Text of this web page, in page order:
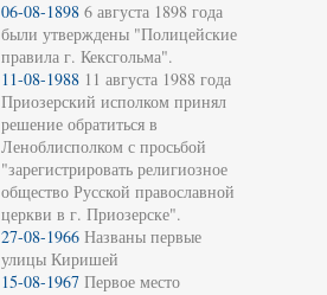
06-08-1898 6 августа 1898 года
были утверждены "Полицейские
правила г. Кексгольма".
11-08-1988 11 августа 1988 года
Приозерский исполком принял
решение обратиться в
Леноблисполком с просьбой
"зарегистрировать религиозное
общество Русской православной
церкви в г. Приозерске".
27-08-1966 Названы первые
улицы Киришей
15-08-1967 Первое место